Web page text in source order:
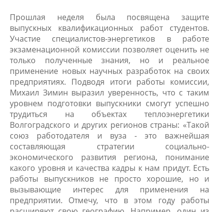
Прошлая неделя была посвящена защите
выпускных квалификационных работ студентов.
Участие специалистов-энергетиков в работе
экзаменационной комиссии позволяет оценить не
только полученные знания, но и реальное
применение новых научных разработок на своих
предприятиях. Подводя итоги работы комиссии,
Михаил Зимин выразил уверенность, что с таким
уровнем подготовки выпускники смогут успешно
трудиться на объектах теплоэнергетики
Волгоградского и других регионов страны: «Такой
союз работодателя и вуза - это важнейшая
составляющая стратегии социально-
экономического развития региона, понимание
какого уровня и качества кадры к нам придут. Есть
работы выпускников не просто хорошие, но и
вызывающие интерес для применения на
предприятии. Отмечу, что в этом году работы